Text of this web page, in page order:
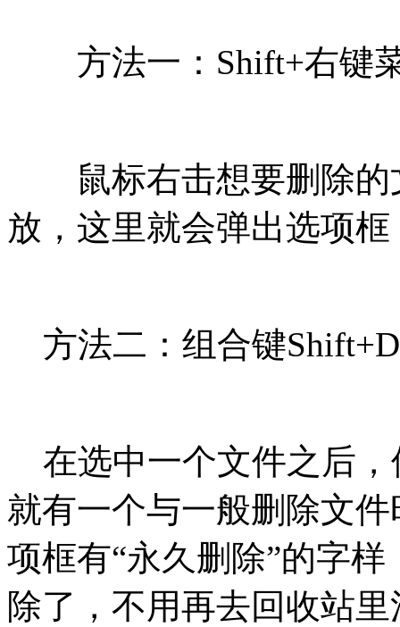
方法一：Shift+右键
鼠标右击想要删除的
放，这里就会弹出选项
方法二：组合键
在选中一个文件之后，
就有一个与一般删除文
项框有“永久删除”的字
除了，不用再去回收站